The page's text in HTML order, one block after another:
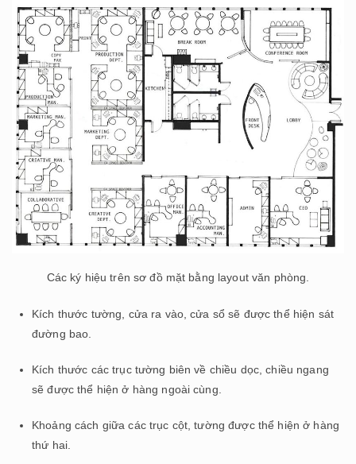
Các ký hiệu trên sơ đồ mặt bằng layout văn phòng.
Kích thước tường, cửa ra vào, cửa sổ sẽ được thể hiện sát
đường bao.
Kích thước các trục tường biên về chiều dọc, chiều ngang
sẽ được thể hiện ở hàng ngoài cùng.
Khoảng cách giữa các trục cột, tường được thể hiện ở hàng
thứ hai.